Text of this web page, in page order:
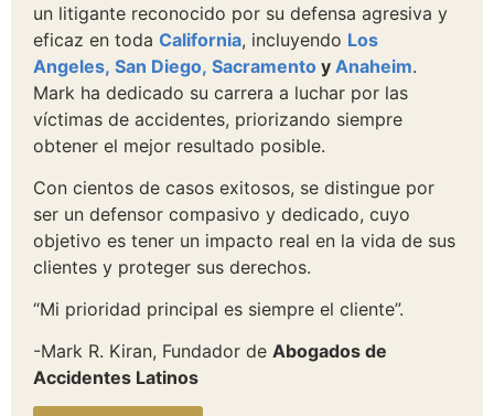
un litigante reconocido por su defensa agresiva y
eficaz en toda California, incluyendo Los
Angeles, San Diego, Sacramento y Anaheim.
Mark ha dedicado su carrera a luchar por las
víctimas de accidentes, priorizando siempre
obtener el mejor resultado posible.
Con cientos de casos exitosos, se distingue por
ser un defensor compasivo y dedicado, cuyo
objetivo es tener un impacto real en la vida de sus
clientes y proteger sus derechos.
“Mi prioridad principal es siempre el cliente”.
-Mark R. Kiran, Fundador de Abogados de
Accidentes Latinos